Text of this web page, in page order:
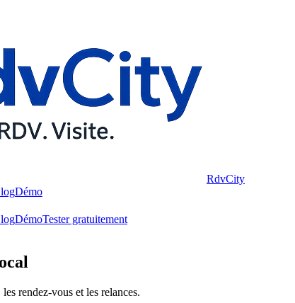
RdvCity
Démo
DémoTester gratuitement
rendez-vous et les relances.